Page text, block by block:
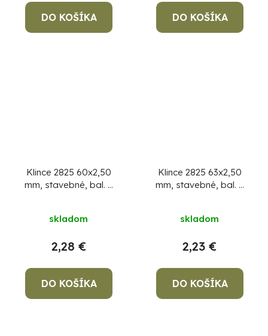
DO KOŠÍKA DO KOŠÍKA
Klince 2825 60x2,50
mm, stavebné, bal. 5
skladom
2,28 €
DO KOŠÍKA
Klince 2825 63x2,50
mm, stavebné, bal. 5
skladom
2,23 €
DO KOŠÍKA